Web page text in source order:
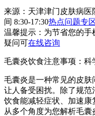
来源：天津津门皮肤病医
间 8:30-17:30热点问题专
温馨提示： 为节省您的手
疑问可在线咨询
毛囊炎饮食注意事项：科
毛囊炎是一种常见的皮
让人备受困扰。除了规
饮食能减轻症状、加速
从多个角度为您解析毛囊